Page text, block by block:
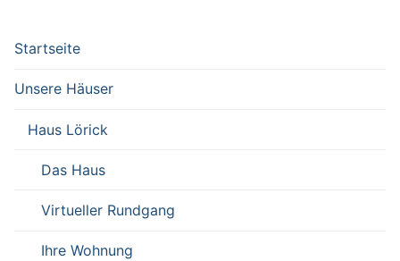
Startseite
Unsere Häuser
Haus Lörick
Das Haus
Virtueller Rundgang
Ihre Wohnung